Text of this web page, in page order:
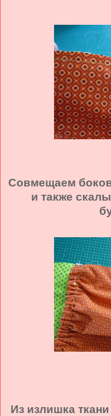
Совмещаем
и также
Из излишка